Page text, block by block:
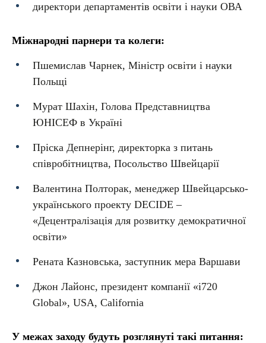
директори департаментів освіти і науки ОВА
Міжнародні парнери та колеги:
Пшемислав Чарнек, Міністр освіти і науки
Польщі
Мурат Шахін, Голова Представництва
ЮНІСЕФ в Україні
Пріска Депнерінг, директорка з питань
співробітництва, Посольство Швейцарії
Валентина Полторак, менеджер Швейцарсько-
українського проекту DECIDE –
«Децентралізація для розвитку демократичної
освіти»
Рената Казновська, заступник мера Варшави
Джон Лайонс, президент компанії «і720
Global», USA, California
У межах заходу будуть розглянуті такі питання: